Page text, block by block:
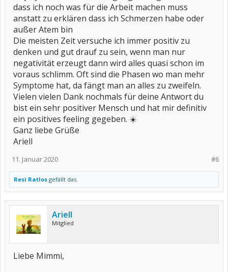
dass ich noch was für die Arbeit machen muss
anstatt zu erklären dass ich Schmerzen habe oder
außer Atem bin
Die meisten Zeit versuche ich immer positiv zu
denken und gut drauf zu sein, wenn man nur
negativität erzeugt dann wird alles quasi schon im
voraus schlimm. Oft sind die Phasen wo man mehr
Symptome hat, da fängt man an alles zu zweifeln.
Vielen vielen Dank nochmals für deine Antwort du
bist ein sehr positiver Mensch und hat mir definitiv
ein positives feeling gegeben. ☀️
Ganz liebe Grüße
Ariell
#6
11. Januar 2020
Resi Ratlos gefällt das.
Ariell
Mitglied
Liebe Mimmi,